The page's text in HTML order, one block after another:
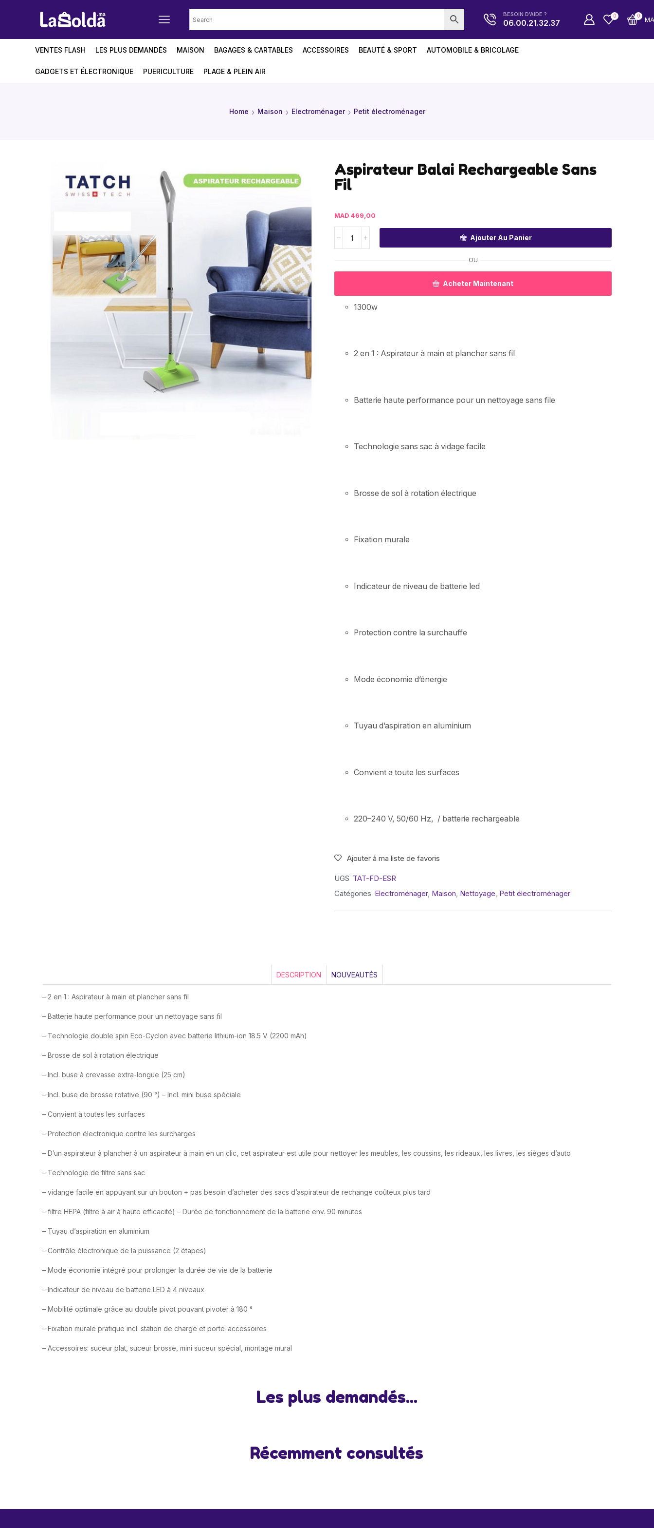
BESOIN D'AIDE ?
06.00.21.32.37
0 0
VENTES FLASH LES PLUS DEMANDÉS MAISON BAGAGES & CARTABLES ACCESSOIRES BEAUTÉ & SPORT AUTOMOBILE & BRICOLAGE
GADGETS ET ÉLECTRONIQUE PUERICULTURE PLAGE & PLEIN AIR
Home Maison Electroménager Petit électroménager
Aspirateur Balai Rechargeable Sans
Fil
MAD 469,00
Ajouter Au Panier
OU
Acheter Maintenant
1300w
2 en 1 : Aspirateur à main et plancher sans fil
Batterie haute performance pour un nettoyage sans file
Technologie sans sac à vidage facile
Brosse de sol à rotation électrique
Fixation murale
Indicateur de niveau de batterie led
Protection contre la surchauffe
Mode économie d’énergie
Tuyau d’aspiration en aluminium
Convient a toute les surfaces
220–240 V, 50/60 Hz, / batterie rechargeable
Ajouter à ma liste de favoris
UGS TAT-FD-ESR
Catégories Electroménager, Maison, Nettoyage, Petit électroménager
DESCRIPTION NOUVEAUTÉS
– 2 en 1 : Aspirateur à main et plancher sans fil
– Batterie haute performance pour un nettoyage sans fil
– Technologie double spin Eco-Cyclon avec batterie lithium-ion 18.5 V (2200 mAh)
– Brosse de sol à rotation électrique
– Incl. buse à crevasse extra-longue (25 cm)
– Incl. buse de brosse rotative (90 °) – Incl. mini buse spéciale
– Convient à toutes les surfaces
– Protection électronique contre les surcharges
– D’un aspirateur à plancher à un aspirateur à main en un clic, cet aspirateur est utile pour nettoyer les meubles, les coussins, les rideaux, les livres, les sièges d’auto
– Technologie de filtre sans sac
– vidange facile en appuyant sur un bouton + pas besoin d’acheter des sacs d’aspirateur de rechange coûteux plus tard
– filtre HEPA (filtre à air à haute efficacité) – Durée de fonctionnement de la batterie env. 90 minutes
– Tuyau d’aspiration en aluminium
– Contrôle électronique de la puissance (2 étapes)
– Mode économie intégré pour prolonger la durée de vie de la batterie
– Indicateur de niveau de batterie LED à 4 niveaux
– Mobilité optimale grâce au double pivot pouvant pivoter à 180 °
– Fixation murale pratique incl. station de charge et porte-accessoires
– Accessoires: suceur plat, suceur brosse, mini suceur spécial, montage mural
Les plus demandés...
Récemment consultés